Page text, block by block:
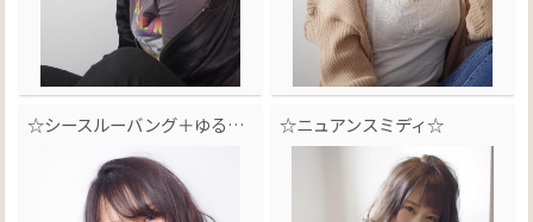
☆シースルーバング＋ゆるふわミディ ☆ニュアンスミディ☆